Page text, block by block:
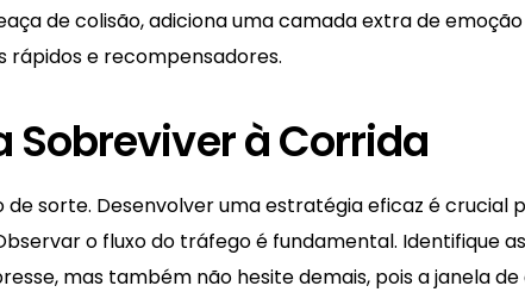
de colisão, adiciona uma camada extra de
rápidos e recompensadores.
Sobreviver à Corrida
sorte. Desenvolver uma estratégia eficaz é crucial
o fluxo do tráfego é fundamental. Identifique
mas também não hesite demais, pois a janela